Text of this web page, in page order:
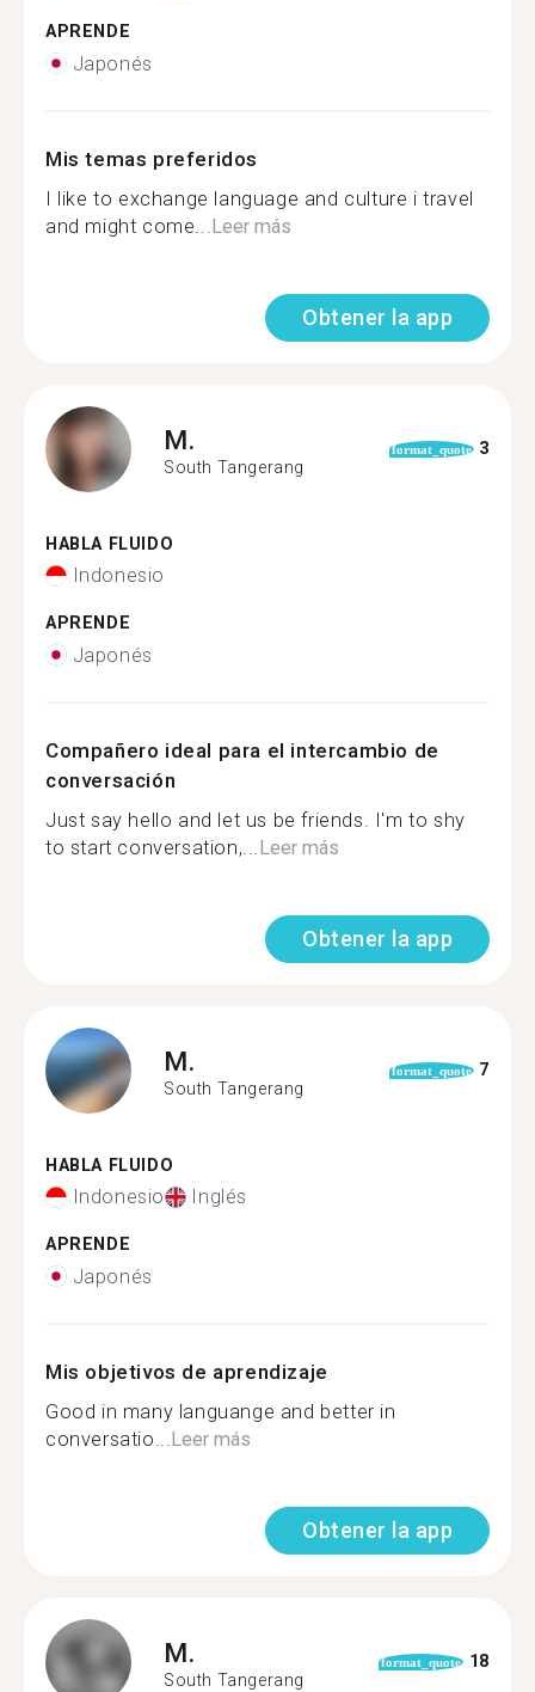
APRENDE
Japonés
Mis temas preferidos
I like to exchange language and culture i travel
and might come... Leer más
Obtener la app
M.
South Tangerang
format_quote 3
HABLA FLUIDO
Indonesio
APRENDE
Japonés
Compañero ideal para el intercambio de
conversación
Just say hello and let us be friends. I'm to shy
to start conversation,... Leer más
Obtener la app
M.
South Tangerang
format_quote 7
HABLA FLUIDO
Indonesio Inglés
APRENDE
Japonés
Mis objetivos de aprendizaje
Good in many languange and better in
conversatio... Leer más
Obtener la app
M.
South Tangerang
format_quote 18